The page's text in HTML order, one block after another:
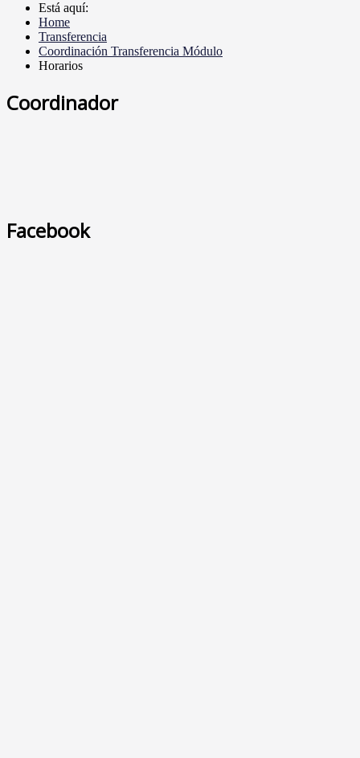
Está aquí:
Home
Transferencia
Coordinación Transferencia Módulo
Horarios
Coordinador
Facebook